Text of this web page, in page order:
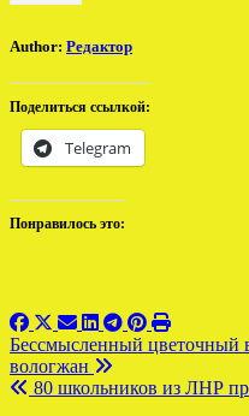
Author: Редактор
Поделиться ссылкой:
Telegram
Понравилось это:
Навигация
по
Бессмысленный цветочный
вологжан
80 школьников из ЛНР